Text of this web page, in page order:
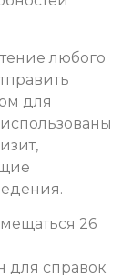
любого
для
26
для справок